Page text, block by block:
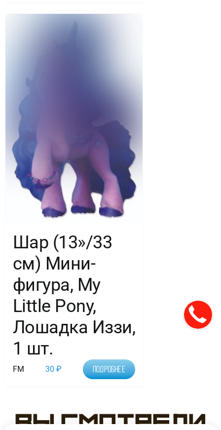
Шар (13»/33
см) Мини-
фигура, My
Little Pony,
Лошадка Иззи,
1 шт.
FM 30₽ Подробнее
Вы смотрели